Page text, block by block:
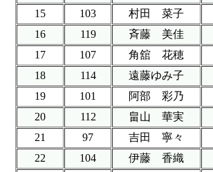
15
103
村田 菜子
16
119
斉藤 美佳
17
107
角舘 花穂
18
114
遠藤ゆみ子
19
101
阿部 彩乃
20
112
畠山 華実
21
97
吉田 寧々
22
104
伊藤 香織